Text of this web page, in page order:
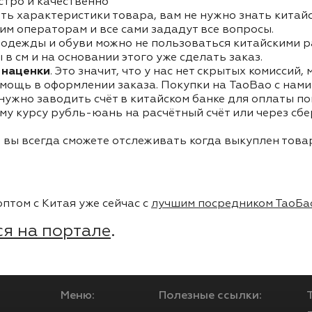
характеристики товара, вам не нужно знать
операторам и все сами зададут все вопросы.
и обуви можно не пользоваться китайскими
см и на основании этого уже сделать заказ.
. Это значит, что у нас нет скрытых
в оформлении заказа. Покупки на TaoBao с нами
заводить счёт в китайском банке для оплаты
курсу рубль-юань на расчётный счёт или через
всегда сможете отслеживать когда выкуплен
с Китая уже сейчас с лучшим посредником
на портале.
Меню: Полезные ссылки: